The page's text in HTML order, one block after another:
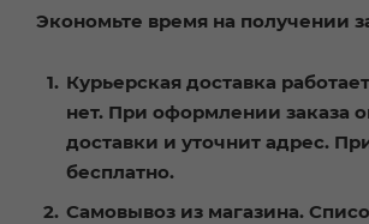
Экономьте время на получении
Курьерская доставка
нет. При оформлении заказа
доставки и уточнит адрес.
бесплатно.
Самовывоз из магазина.